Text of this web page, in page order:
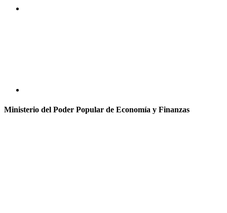
Ministerio del Poder Popular de Economía y Finanzas